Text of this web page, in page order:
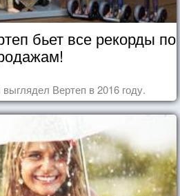
бьет все рекорды по
Вертеп в 2016 году.